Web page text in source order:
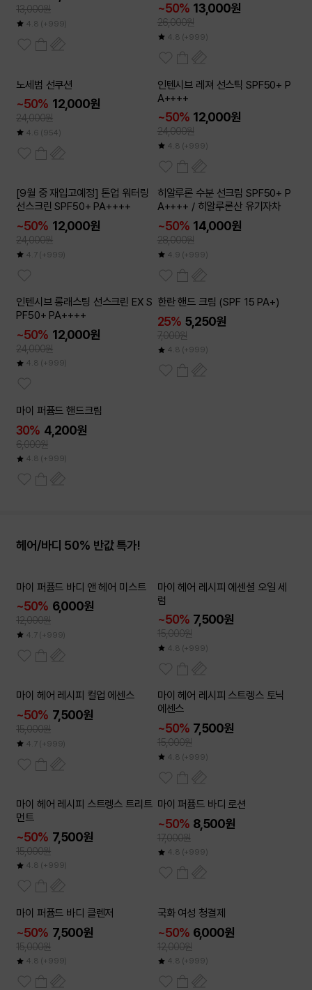
13,000원
4.8 (+999)
~50% 13,000원
26,000원
4.8 (+999)
노세범 선쿠션
~50% 12,000원
24,000원
4.6 (954)
~50 %
인텐시브 레져 선스틱 SPF50+ P
A++++
~50% 12,000원
24,000원
4.8 (+999)
~50%
[9월 중 재입고예정] 톤업 워터링
선스크린 SPF50+ PA++++
~50% 12,000원
24,000원
4.7 (+999)
~50 %
히알루론 수분 선크림 SPF50+ P
A++++ / 히알루론산 유기자차
~50% 14,000원
28,000원
4.9 (+999)
~50%
인텐시브 롱래스팅 선스크린 EX S
PF50+ PA++++
~50% 12,000원
24,000원
4.8 (+999)
한란 핸드 크림 (SPF 15 PA+)
25% 5,250원
7,000원
4.8 (+999)
마이 퍼퓸드 핸드크림
30% 4,200원
6,000원
4.8 (+999)
헤어/바디 50% 반값 특가!
~ 50%
마이 퍼퓸드 바디 앤 헤어 미스트
~50% 6,000원
12,000원
4.7 (+999)
~50%
마이 헤어 레시피 에센셜 오일 세
럼
~50% 7,500원
15,000원
4.8 (+999)
~50
마이 헤어 레시피 컬업 에센스
~50% 7,500원
15,000원
4.7 (+999)
~50
마이 헤어 레시피 스트렝스 토닉
에센스
~50% 7,500원
15,000원
4.8 (+999)
~50 %
마이 헤어 레시피 스트렝스 트리트
먼트
~50% 7,500원
15,000원
4.8 (+999)
마이 퍼퓸드 바디 로션
~50% 8,500원
17,000원
4.8 (+999)
마이 퍼퓸드 바디 클렌저
~50% 7,500원
15,000원
4.8 (+999)
국화 여성 청결제
~50% 6,000원
12,000원
4.8 (+999)